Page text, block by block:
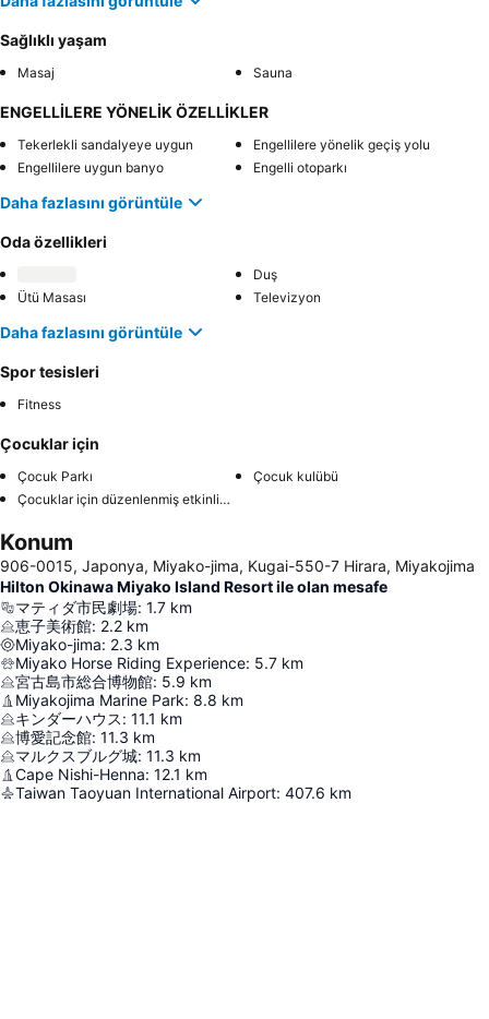
Sağlıklı yaşam
Masaj Sauna
ENGELLİLERE YÖNELİK ÖZELLİKLER
Tekerlekli sandalyeye uygun
Engellilere yönelik geçiş yolu
Engellilere uygun banyo
Engelli otoparkı
Daha fazlasını görüntüle
Oda özellikleri
Duş
Ütü Masası
Televizyon
Daha fazlasını görüntüle
Spor tesisleri
Fitness
Çocuklar için
Çocuk Parkı
Çocuk kulübü
Çocuklar için düzenlenmiş etkinlikler
Konum
906-0015, Japonya, Miyako-jima, Kugai-550-7 Hirara, Miyakojima
Hilton Okinawa Miyako Island Resort ile olan mesafe
マティダ市民劇場: 1.7 km
恵子美術館: 2.2 km
Miyako-jima: 2.3 km
Miyako Horse Riding Experience: 5.7 km
宮古島市総合博物館: 5.9 km
Miyakojima Marine Park: 8.8 km
キンダーハウス: 11.1 km
博愛記念館: 11.3 km
マルクスブルグ城: 11.3 km
Cape Nishi-Henna: 12.1 km
Taiwan Taoyuan International Airport: 407.6 km